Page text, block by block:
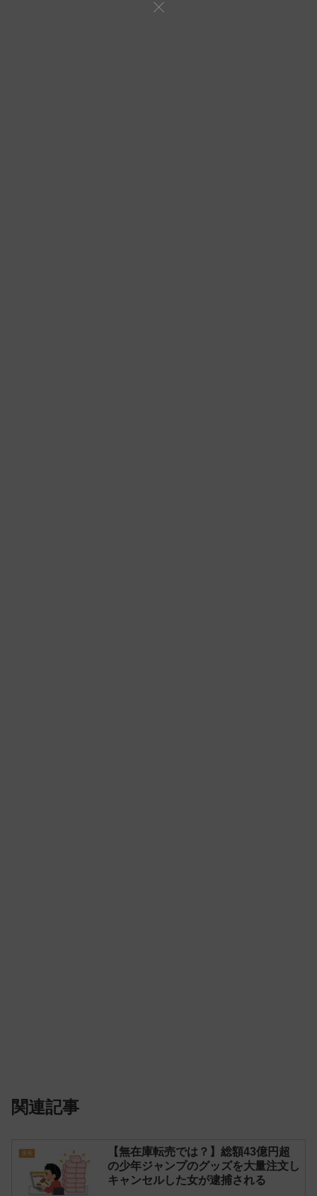
関連記事
漫画
【無在庫転売では？】総額43億円超
の少年ジャンプのグッズを大量注文し
キャンセルした女が逮捕される